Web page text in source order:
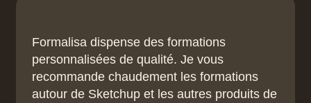
Formalisa dispense des formations
personnalisées de qualité. Je vous
recommande chaudement les formations
autour de Sketchup et les autres produits de